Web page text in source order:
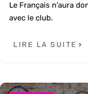
Le Français n'aura
avec le club.
LIRE LA SUITE